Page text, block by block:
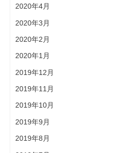
2020年4月
2020年3月
2020年2月
2020年1月
2019年12月
2019年11月
2019年10月
2019年9月
2019年8月